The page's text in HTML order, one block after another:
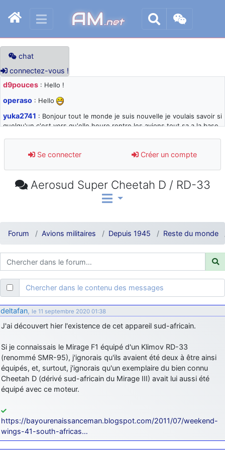
AM.net
chat
connectez-vous !
d9pouces : Hello !
operaso : Hello
yuka2741 : Bonjour tout le monde je suis nouvelle je voulais savoir si
quelqu'un c'est vers qu'elle heure rentre les avions tout sa a la base
d9pouces: désolé pour les quelques blocages du site ces derniers
jours : je teste des méthodes contre le spam et les bots trop nocifs
paxwax : Super, la nouvelle bannière
d9pouces : ouakamois > si tu parles du sujet sur l'Armée de l'Air,
moi et quelques avions n'ont pas les mêmes noms qu'aujourd'hui
ouakamois
quelques images du Pays Basque vous auront plu ; Agur…
d9pouces: Je me rattraperai à la Ferté samedi
d9pouces : Malheureusement nonun peu trop loin pour moi !
meeting de Lann Bihoué de 2026 ?
cachée dans les pins : Coucou et excellente année 2026 à tous et
au site!
jericho: Bonne année et tous mes meilleurs voeux à tous pour
little boy
année!
jericho: Merci D9pouces, à mon tour de souhaiter un Joyeux Noël
Se connecter Créer un compte
Aerosud Super Cheetah D / RD-33
Forum Avions militaires Depuis 1945 Reste du monde
Chercher dans le contenu des messages
deltafan, le 11 septembre 2020 01:38
J'ai découvert hier l'existence de cet appareil sud-africain.
Si je connaissais le Mirage F1 équipé d'un Klimov RD-33
(renommé SMR-95), j'ignorais qu'ils avaient été deux à être ainsi
équipés, et, surtout, j'ignorais qu'un exemplaire du bien connu
Cheetah D (dérivé sud-africain du Mirage III) avait lui aussi été
équipé avec ce moteur.
https://bayourenaissanceman.blogspot.com/2011/07/weekend-
wings-41-south-africas…